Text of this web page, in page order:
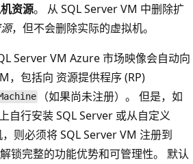
资源。 从 SQL Server VM 中删除扩
，但不会删除实际的虚拟机。
Server VM Azure 市场映像会自动向
，包括向 资源提供程序 (RP)
（如果尚未注册）。 但是，如
自行安装 SQL Server 或从自定义
则必须将 SQL Server VM 注册到
锁完整的功能优势和可管理性。 默认